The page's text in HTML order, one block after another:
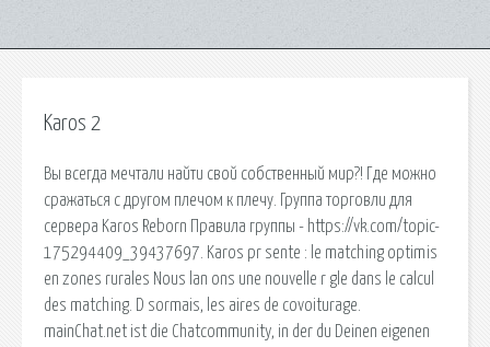
Karos 2
Вы всегда мечтали найти свой собственный мир?! Где можно
сражаться с другом плечом к плечу. Группа торговли для
сервера Karos Reborn Правила группы - https://vk.com/topic-
175294409_39437697. Karos pr sente : le matching optimis
en zones rurales Nous lan ons une nouvelle r gle dans le calcul
des matching. D sormais, les aires de covoiturage.
mainChat.net ist die Chatcommunity, in der du Deinen eigenen